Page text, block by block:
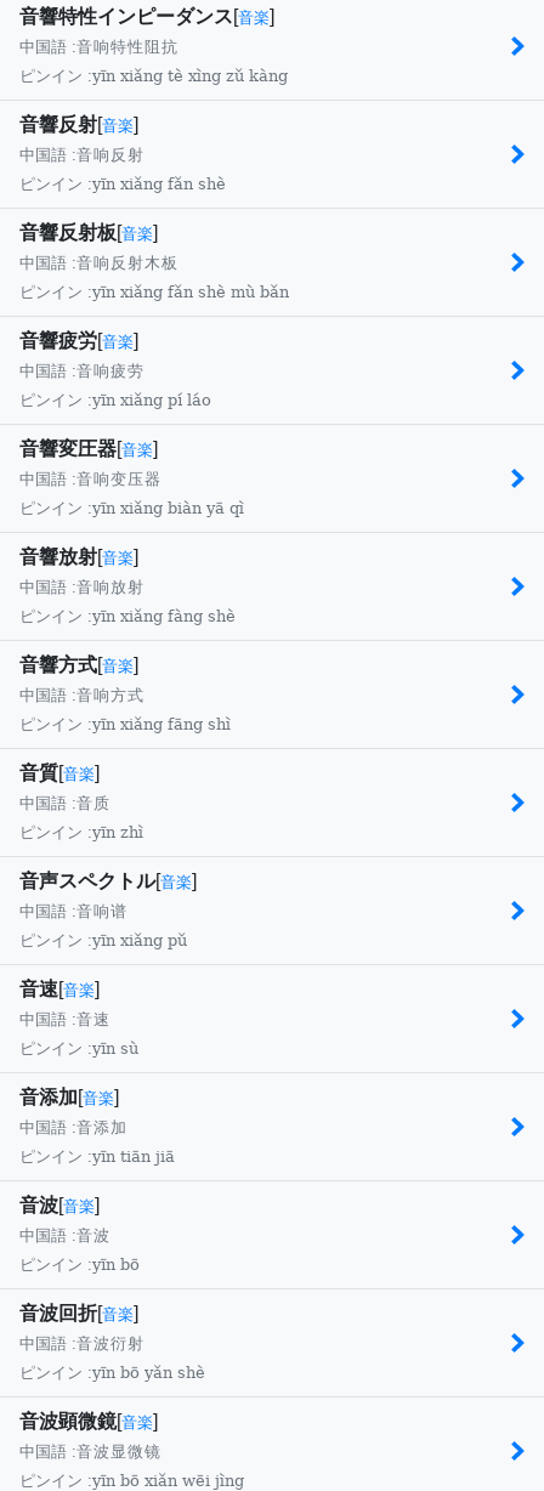
音響特性インピーダンス[音楽]
中国語 :音响特性阻抗
ピンイン :yīn xiǎng tè xìng zǔ kàng
音響反射[音楽]
中国語 :音响反射
ピンイン :yīn xiǎng fǎn shè
音響反射板[音楽]
中国語 :音响反射木板
ピンイン :yīn xiǎng fǎn shè mù bǎn
音響疲労[音楽]
中国語 :音响疲劳
ピンイン :yīn xiǎng pí láo
音響変圧器[音楽]
中国語 :音响变压器
ピンイン :yīn xiǎng biàn yā qì
音響放射[音楽]
中国語 :音响放射
ピンイン :yīn xiǎng fàng shè
音響方式[音楽]
中国語 :音响方式
ピンイン :yīn xiǎng fāng shì
音質[音楽]
中国語 :音质
ピンイン :yīn zhì
音声スペクトル[音楽]
中国語 :音响谱
ピンイン :yīn xiǎng pǔ
音速[音楽]
中国語 :音速
ピンイン :yīn sù
音添加[音楽]
中国語 :音添加
ピンイン :yīn tiān jiā
音波[音楽]
中国語 :音波
ピンイン :yīn bō
音波回折[音楽]
中国語 :音波衍射
ピンイン :yīn bō yǎn shè
音波顕微鏡[音楽]
中国語 :音波显微镜
ピンイン :yīn bō xiǎn wēi jìng